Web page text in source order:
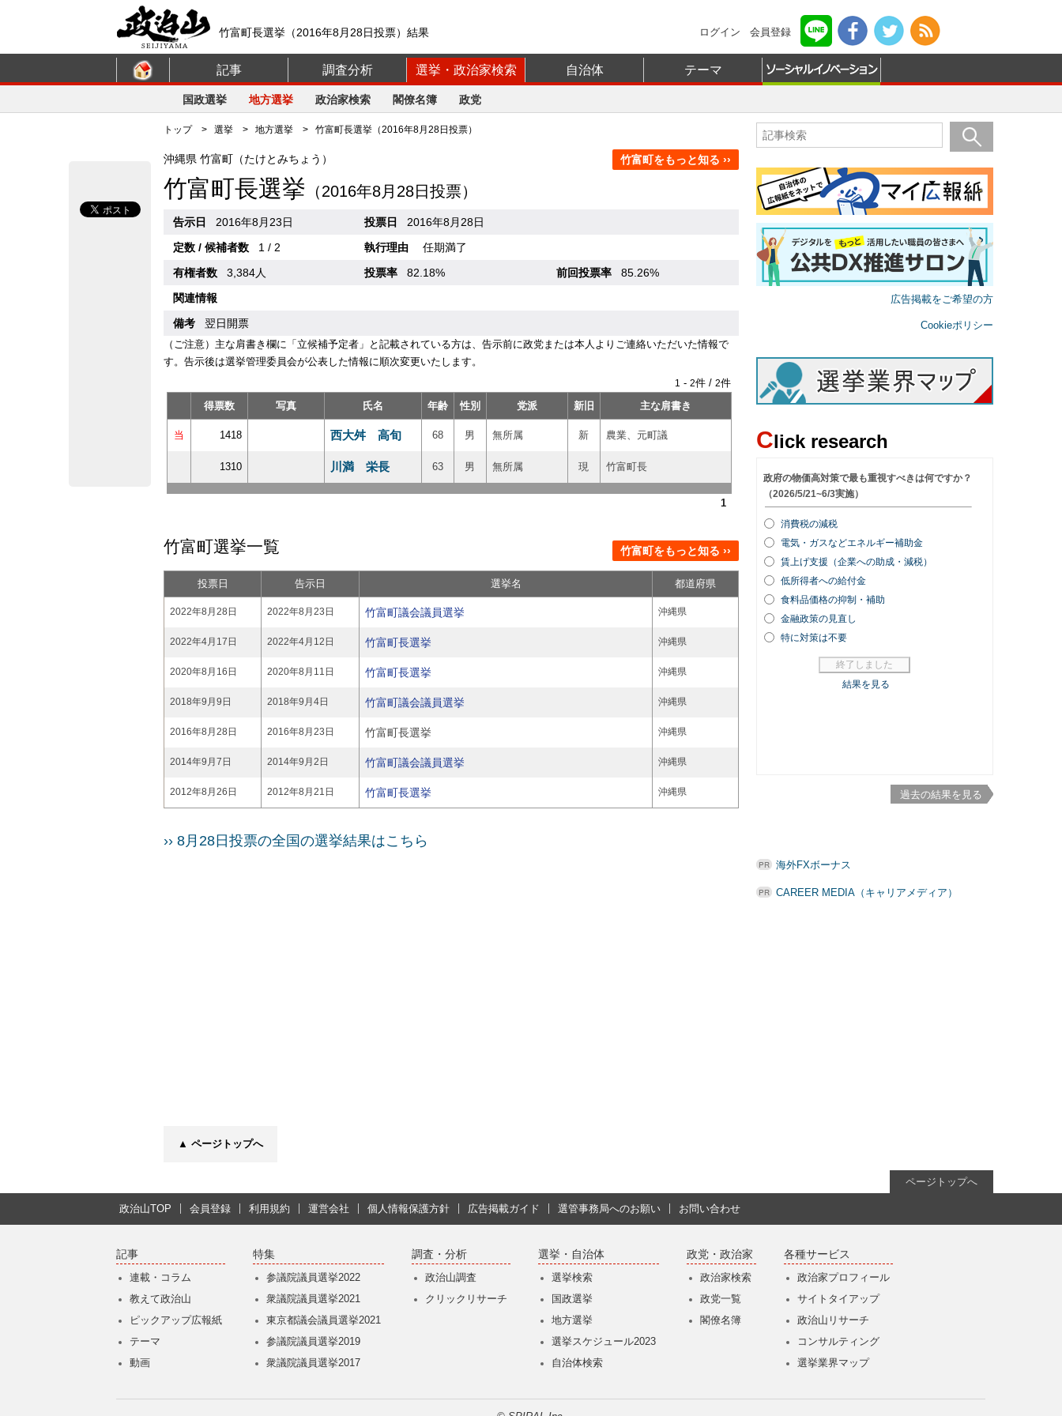
竹富町長選挙（2016年8月28日投票）結果 ログイン 会員登録
記事 調査分析 選挙・政治家検索 自治体 テーマ
国政選挙 地方選挙 政治家検索 閣僚名簿 政党
トップ> 選挙 > 地方選挙 > 竹富町長選挙（2016年8月28日投票）
竹富町をもっと知る ››
沖縄県 竹富町（たけとみちょう）
竹富町長選挙 （2016年8月28日投票）
告示日 2016年8月23日 投票日
2016年8月28日
定数 / 候補者数
1 / 2 執行理由
任期満了
有権者数
3,384人 投票率 82.18% 前回投票率
85.26%
関連情報
備考
翌日開票
（ご注意）主な肩書き欄に「立候補予定者」と記載されている方は、告示前に政党または本人よりご連絡いただいた情報で
す。告示後は選挙管理委員会が公表した情報に順次変更いたします。
1 - 2件 / 2件
得票数
写真 氏名 年齢 性別 党派 新旧 主な肩書き
当 1418 西大舛 高旬 68 男 無所属 新 農業、元町議
1310 川満 栄長 63 男 無所属 現 竹富町長
1
竹富町選挙一覧 竹富町をもっと知る ››
投票日 告示日 選挙名 都道府県
2022年8月28日 2022年8月23日 竹富町議会議員選挙 沖縄県
2022年4月17日 2022年4月12日 竹富町長選挙 沖縄県
2020年8月16日 2020年8月11日 竹富町長選挙 沖縄県
2018年9月9日 2018年9月4日 竹富町議会議員選挙 沖縄県
2016年8月28日 2016年8月23日 竹富町長選挙 沖縄県
2014年9月7日 2014年9月2日 竹富町議会議員選挙 沖縄県
2012年8月26日 2012年8月21日 竹富町長選挙 沖縄県
›› 8月28日投票の全国の選挙結果はこちら
▲ ページトップへ
広告掲載をご希望の方
Cookieポリシー
Click research
過去の結果を見る
海外FXボーナス
CAREER MEDIA（キャリアメディア）
ページトップへ
政治山TOP 会員登録 利用規約 運営会社 個人情報保護方針 広告掲載ガイド 選管事務局へのお願い お問い合わせ
記事
連載・コラム
教えて政治山
ピックアップ広報紙
テーマ
動画
特集
参議院議員選挙2022
衆議院議員選挙2021
東京都議会議員選挙2021
参議院議員選挙2019
衆議院議員選挙2017
調査・分析
政治山調査
クリックリサーチ
選挙・自治体
選挙検索
国政選挙
地方選挙
選挙スケジュール2023
自治体検索
政党・政治家
政治家検索
政党一覧
閣僚名簿
各種サービス
政治家プロフィール
サイトタイアップ
政治山リサーチ
コンサルティング
選挙業界マップ